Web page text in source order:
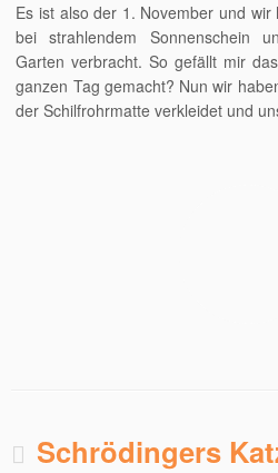
Es ist also der 1. November und
bei strahlendem Sonnenschein
Garten verbracht. So gefällt mir
ganzen Tag gemacht? Nun wir
der Schilfrohrmatte verkleidet und
Schrödingers